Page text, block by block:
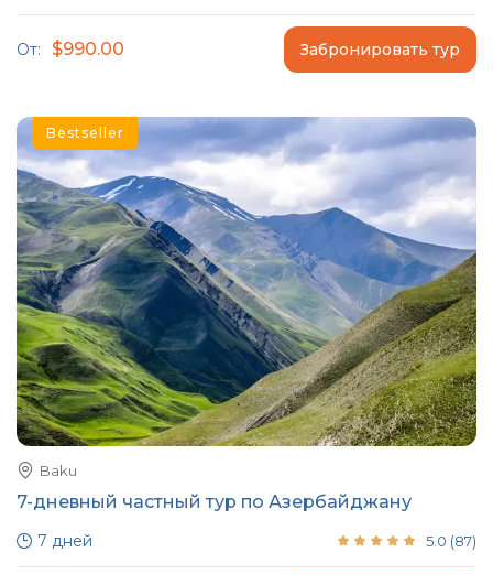
От: $990.00 Забронировать тур
Bestseller
Baku
7-дневный частный тур по Азербайджану
7 дней 5.0 (87)